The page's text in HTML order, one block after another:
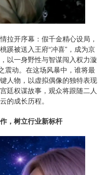
拉开序幕：假千金精心设局，
蹊被送入王府“冲喜”，成为京
以一身野性与智谋闯入权力漩
震动。在这场风暴中，谁将最
人物，以虚拟偶像的独特表现
廷权谋故事，观众将跟随二人
的成长历程。
，树立行业新标杆